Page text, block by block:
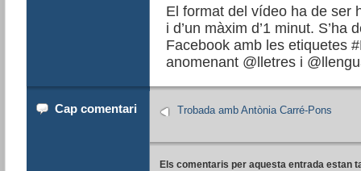
El format del vídeo ha de ser
i d’un màxim d’1 minut.
Facebook amb les etiquetes
anomenant @lletres i
Cap comentari Trobada amb Antònia Carré-Pons
Els comentaris per aquesta entrada estan